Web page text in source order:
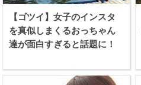
【ゴツイ】女子のインスタ
を真似しまくるおっちゃん
達が面白すぎると話題に！